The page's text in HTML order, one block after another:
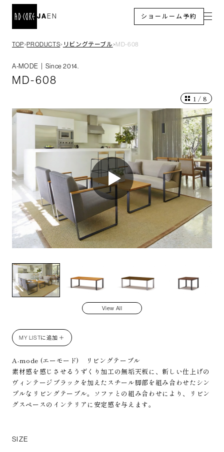
EN
JA ショールーム予約
TOP＞PRODUCTS＞ リビングテーブル ＞MD-608
A-MODE｜Since 2014.
MD-608
1 / 8
View All
MY LISTに追加 ＋
A-mode (エーモード) リビングテーブル
素材感を感じさせるうずくり加工の無垢天板に、新しい仕上げの
ヴィンテージブラックを加えたスチール脚部を組み合わせたシン
プルなリビングテーブル。ソファとの組み合わせにより、リビン
グスペースのインテリアに安定感を与えます。
SIZE